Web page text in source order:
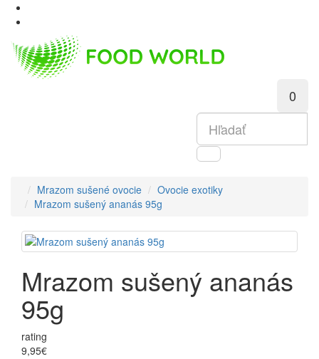
0
Mrazom sušené ovocie
Ovocie exotiky
Mrazom sušený ananás 95g
Mrazom sušený ananás
95g
rating
9,95€